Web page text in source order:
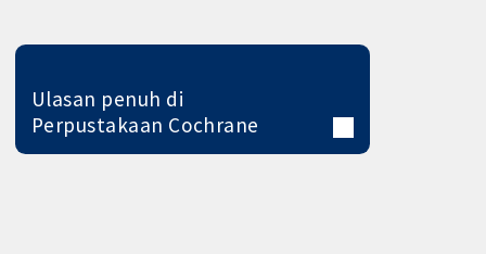
Ulasan penuh di
Perpustakaan Cochrane